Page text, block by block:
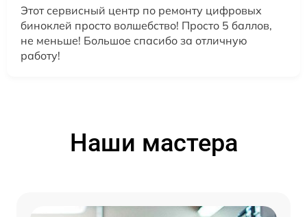
Этот сервисный центр по ремонту цифровых
биноклей просто волшебство! Просто 5 баллов,
не меньше! Большое спасибо за отличную
работу!
Наши мастера